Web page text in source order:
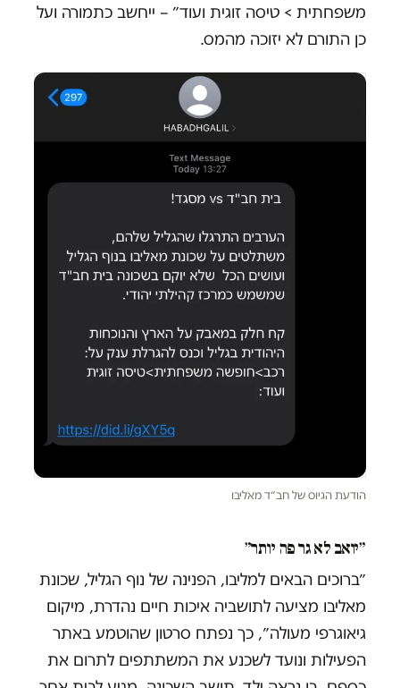
משפחתית > טיסה זוגית ועוד״ – ייחשב כתמורה ועל
כן התורם לא יזוכה מהמס.
הודעת הגיוס של חב״ד מאליבו
״יואב לא גר פה יותר״
״ברוכים הבאים למליבו, הפנינה של נוף הגליל, שכונת
מאליבו מציעה לתושביה איכות חיים נהדרת, מיקום
גיאוגרפי מעולה״, כך נפתח סרטון שהוטמע באתר
הפעילות ונועד לשכנע את המשתתפים לתרום את